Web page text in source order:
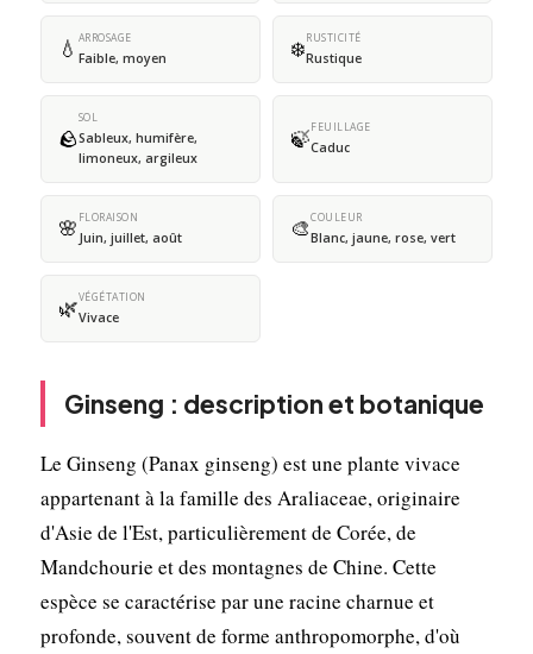
💧 ARROSAGE
Faible, moyen ❄️RUSTICITÉ
Rustique
🪨
SOL
Sableux, humifère,
limoneux, argileux
🍃FEUILLAGE
Caduc
🌸 FLORAISON
Juin, juillet, août 🎨COULEUR
Blanc, jaune, rose, vert
🌿VÉGÉTATION
Vivace
Ginseng : description et botanique
Le Ginseng (Panax ginseng) est une plante vivace
appartenant à la famille des Araliaceae, originaire
d'Asie de l'Est, particulièrement de Corée, de
Mandchourie et des montagnes de Chine. Cette
espèce se caractérise par une racine charnue et
profonde, souvent de forme anthropomorphe, d'où